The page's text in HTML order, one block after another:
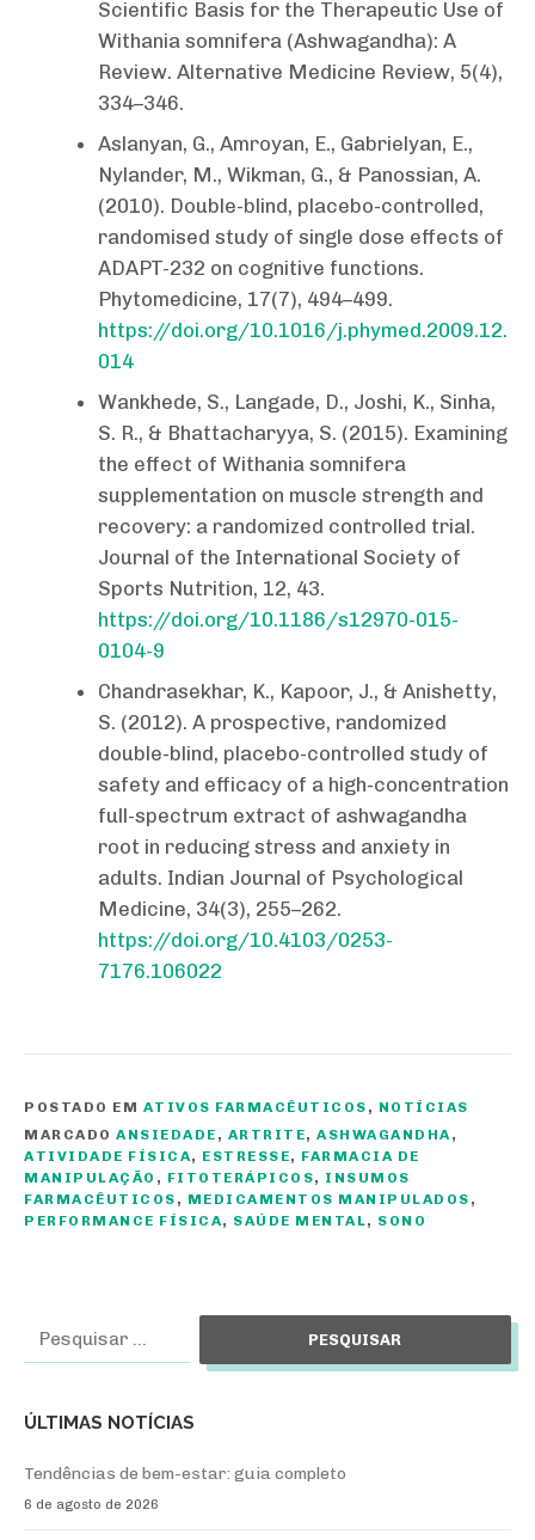
Scientific Basis for the Therapeutic Use of
Withania somnifera (Ashwagandha): A
Review. Alternative Medicine Review, 5(4),
334–346.
Aslanyan, G., Amroyan, E., Gabrielyan, E.,
Nylander, M., Wikman, G., & Panossian, A.
(2010). Double-blind, placebo-controlled,
randomised study of single dose effects of
ADAPT-232 on cognitive functions.
Phytomedicine, 17(7), 494–499.
https://doi.org/10.1016/j.phymed.2009.12.
014
Wankhede, S., Langade, D., Joshi, K., Sinha,
S. R., & Bhattacharyya, S. (2015). Examining
the effect of Withania somnifera
supplementation on muscle strength and
recovery: a randomized controlled trial.
Journal of the International Society of
Sports Nutrition, 12, 43.
https://doi.org/10.1186/s12970-015-
0104-9
Chandrasekhar, K., Kapoor, J., & Anishetty,
S. (2012). A prospective, randomized
double-blind, placebo-controlled study of
safety and efficacy of a high-concentration
full-spectrum extract of ashwagandha
root in reducing stress and anxiety in
adults. Indian Journal of Psychological
Medicine, 34(3), 255–262.
https://doi.org/10.4103/0253-
7176.106022
POSTADO EM ATIVOS FARMACÊUTICOS , NOTÍCIAS
MARCADO ANSIEDADE , ARTRITE, ASHWAGANDHA ,
ATIVIDADE FÍSICA, ESTRESSE, FARMACIA DE
MANIPULAÇÃO , FITOTERÁPICOS, INSUMOS
FARMACÊUTICOS , MEDICAMENTOS MANIPULADOS ,
PERFORMANCE FÍSICA, SAÚDE MENTAL, SONO
Pesquisar
por:
ÚLTIMAS NOTÍCIAS
Tendências de bem-estar: guia completo
6 de agosto de 2026